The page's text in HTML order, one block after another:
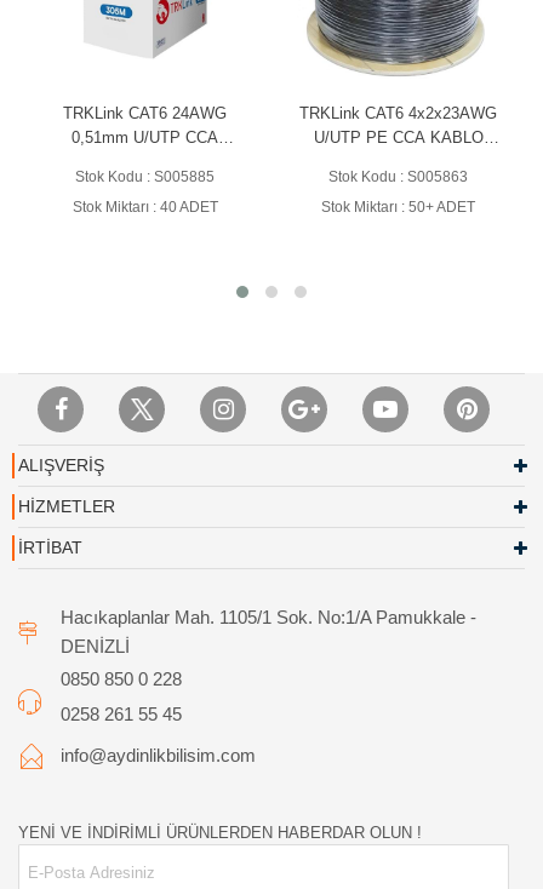
TRKLink CAT6 24AWG
0,51mm U/UTP CCA
Stok Kodu : S005885
Stok Miktarı : 40 ADET
TRKLink CAT6 4x2x23AWG
U/UTP PE CCA KABLO
SİYAH (OUTDOOR)
Stok Kodu : S005863
Stok Miktarı : 50+ ADET
ALIŞVERİŞ
HİZMETLER
İRTİBAT
Hacıkaplanlar Mah. 1105/1 Sok. No:1/A Pamukkale -
DENİZLİ
0850 850 0 228
0258 261 55 45
info@aydinlikbilisim.com
YENİ VE İNDİRİMLİ ÜRÜNLERDEN HABERDAR OLUN !